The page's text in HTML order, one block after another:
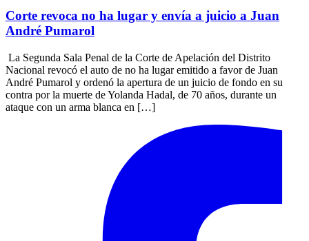
Corte revoca no ha lugar y envía a juicio a Juan
André Pumarol
La Segunda Sala Penal de la Corte de Apelación del Distrito
Nacional revocó el auto de no ha lugar emitido a favor de Juan
André Pumarol y ordenó la apertura de un juicio de fondo en su
contra por la muerte de Yolanda Hadal, de 70 años, durante un
ataque con un arma blanca en […]